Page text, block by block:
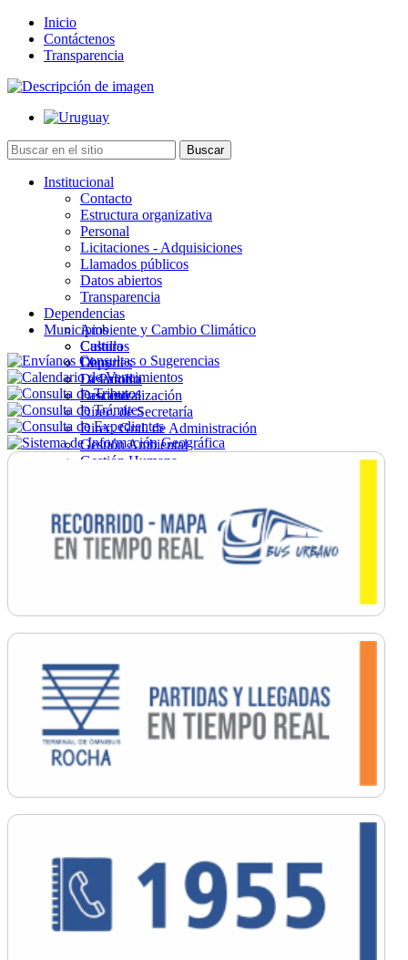
Inicio
Contáctenos
Transparencia
Institucional
Contacto
Estructura organizativa
Personal
Licitaciones - Adquisiciones
Llamados públicos
Datos abiertos
Transparencia
Dependencias
Ambiente y Cambio Climático
Cultura
Deportes
Desarrollo
Descentralización
Direc. de Secretaría
Direc. Gral. de Administración
Gestión Ambiental
Gestión Humana
Ordenamiento
Promoción Social
Salud
Secretaría General
Municipios
Castillos
Chuy
La Paloma
Lascano